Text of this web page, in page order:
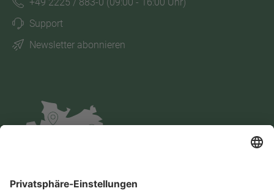
Support
Newsletter abonnieren